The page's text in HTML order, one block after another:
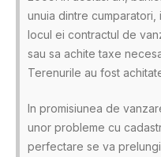
unuia dintre cumparatori,
locul ei contractul de
sau sa achite taxe
Terenurile au fost
In promisiunea de
unor probleme cu
perfectare se va